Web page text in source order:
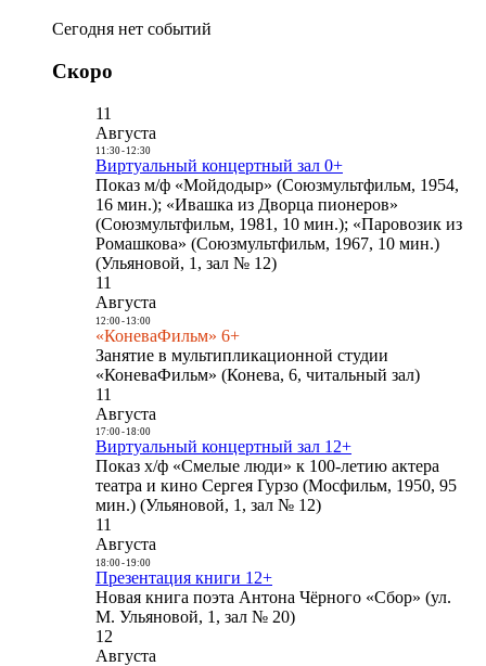
Сегодня нет событий
Скоро
11
Августа
11:30- 12:30
Виртуальный концертный зал 0+
Показ м/ф «Мойдодыр» (Союзмультфильм, 1954,
16 мин.); «Ивашка из Дворца пионеров»
(Союзмультфильм, 1981, 10 мин.); «Паровозик из
Ромашкова» (Союзмультфильм, 1967, 10 мин.)
(Ульяновой, 1, зал № 12)
11
Августа
12:00- 13:00
«КоневаФильм» 6+
Занятие в мультипликационной студии
«КоневаФильм» (Конева, 6, читальный зал)
11
Августа
17:00- 18:00
Виртуальный концертный зал 12+
Показ х/ф «Смелые люди» к 100-летию актера
театра и кино Сергея Гурзо (Мосфильм, 1950, 95
мин.) (Ульяновой, 1, зал № 12)
11
Августа
18:00- 19:00
Презентация книги 12+
Новая книга поэта Антона Чёрного «Сбор» (ул.
М. Ульяновой, 1, зал № 20)
12
Августа